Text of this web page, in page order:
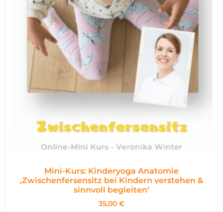
Mini-Kurs: Kinderyoga Anatomie
,Zwischenfersensitz bei Kindern verstehen &
sinnvoll begleiten‘
35,00 €